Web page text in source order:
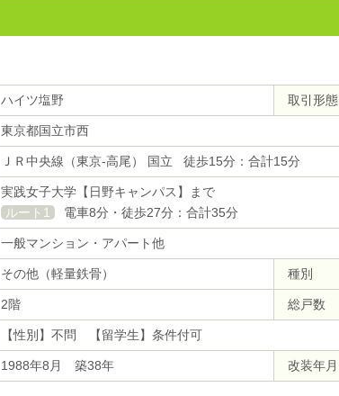
ハイツ塩野 取引形態
東京都国立市西
ＪＲ中央線（東京-高尾） 国立 徒歩15分：合計15分
実践女子大学【日野キャンパス】まで
ルート1
電車8分・徒歩27分：合計35分
一般マンション・アパート他
その他（軽量鉄骨） 種別
2階 総戸数
【性別】不問 【留学生】条件付可
1988年8月 築38年 改装年月